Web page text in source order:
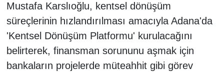
Mustafa Karslıoğlu, kentsel dönüşüm
süreçlerinin hızlandırılması amacıyla Adana'da
'Kentsel Dönüşüm Platformu' kurulacağını
belirterek, finansman sorununu aşmak için
bankaların projelerde müteahhit gibi görev